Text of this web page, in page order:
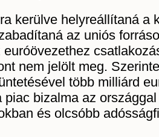
kerülve helyreállítaná a
az uniós
nem jelölt meg.
több milliárd
piac bizalma az
és olcsóbb